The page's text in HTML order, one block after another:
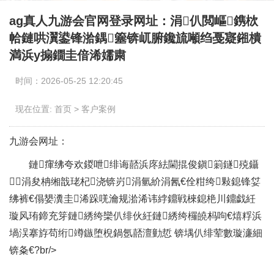
ag真人九游会官网登录网址：涓仈閲嶇鎸栨
帢鏈哄瀷鍙锋湁鍝簺锛屼腑鑱旈噸绉戞寲鎺樻
満浜у搧鐗圭偣浠嬬粛
时间：2026-05-25 12:20:45
现在位置: 首页 > 客户案例
九游会网址：
鏈瘒绋夸欢鍐呭绯诲嚭浜庝紶閫掍俊鎭箣鐩殑鑷
涓夋柟缃戠珯杞浇锛岃涓氫紒涓氥€佺粓绔敤鎴锋姇
绋裤€傝嫢瀵圭浠跺唴瀹规湁浠讳綍鐤戦棶鎴栬川鐤戯紝
璇风珛鍗充笌鏈綉绔欒仈绯伙紝鏈綉绔欏皢杩呴€熺粰浜
堝洖搴斿苟绗竴鏃堕棿鍋氬嚭澶勭悊 锛堣仈绯荤數璇濓細
锛夈€?br/>